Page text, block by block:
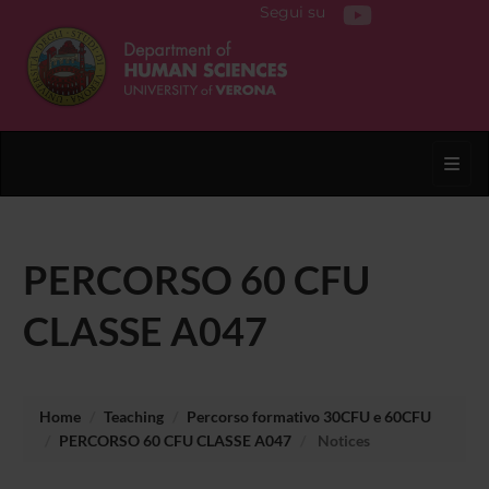
Segui su
PERCORSO 60 CFU
CLASSE A047
Home Teaching
Percorso formativo 30CFU e 60CFU
PERCORSO 60 CFU CLASSE A047
Notices